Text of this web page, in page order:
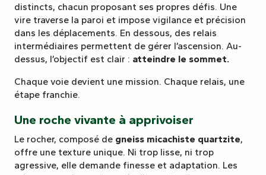
distincts, chacun proposant ses propres défis. Une
vire traverse la paroi et impose vigilance et précision
dans les déplacements. En dessous, des relais
intermédiaires permettent de gérer l’ascension. Au-
dessus, l’objectif est clair : atteindre le sommet.
Chaque voie devient une mission. Chaque relais, une
étape franchie.
Une roche vivante à apprivoiser
Le rocher, composé de gneiss micachiste quartzite,
offre une texture unique. Ni trop lisse, ni trop
agressive, elle demande finesse et adaptation. Les